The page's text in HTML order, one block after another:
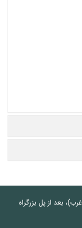
بعد از پل بزرگراه